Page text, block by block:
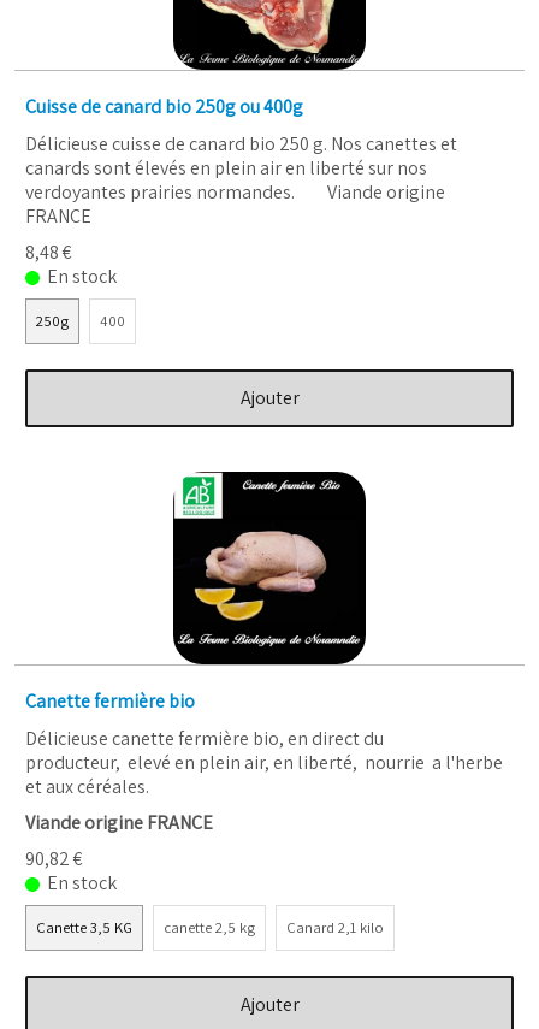
Cuisse de canard bio 250g ou 400g
Délicieuse cuisse de canard bio 250 g. Nos canettes et
canards sont élevés en plein air en liberté sur nos
verdoyantes prairies normandes. Viande origine
FRANCE
8,48 €
En stock
250g 400
Ajouter
Canette fermière bio
Délicieuse canette fermière bio, en direct du
producteur, elevé en plein air, en liberté, nourrie a l'herbe
et aux céréales.
Viande origine FRANCE
90,82 €
En stock
Canette 3,5 KG canette 2,5 kg Canard 2,1 kilo
Ajouter